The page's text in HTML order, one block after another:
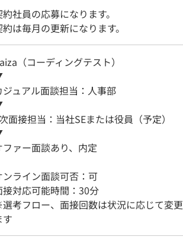
約社員の応募になります。
約は毎月の更新になります。
（コーディングテスト）
ジュアル面談担当：人事部
面接担当：当社SEまたは役員（予定）
ファー面談あり、内定
ンライン面談可否：可
接対応可能時間：30分
考フロー、面接回数は状況に応じて変
す